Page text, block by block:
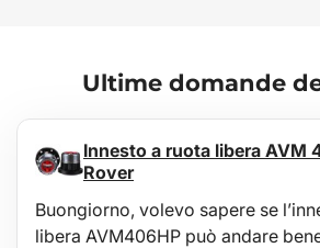
La vasca è facilmente lavabile, progettata
pulizia può essere effettuata facilmente
veicolo, ad esempio con un tubo da
Ultime domande
Innesto a ruota libera AVM
Rover
Buongiorno, volevo sapere se
libera AVM406HP può andare